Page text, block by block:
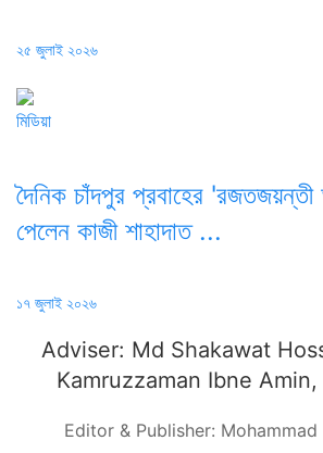
Posted
২৫ জুলাই ২০২৬
মিডিয়া
দৈনিক চাঁদপুর প্রবাহের 'রজতজয়ন্তী
পেলেন কাজী শাহাদাত ...
Posted
১৭ জুলাই ২০২৬
Adviser: Md Shakawat
Kamruzzaman Ibne
Editor & Publisher: Mohammad